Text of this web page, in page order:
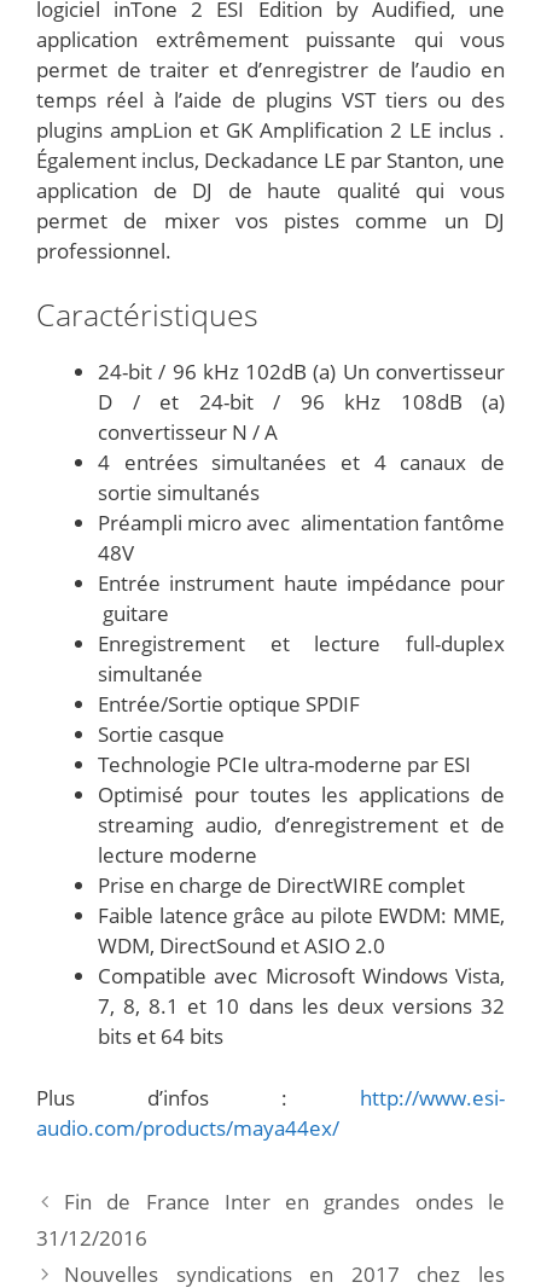
logiciel inTone 2 ESI Edition by Audified, une
application extrêmement puissante qui vous
permet de traiter et d’enregistrer de l’audio en
temps réel à l’aide de plugins VST tiers ou des
plugins ampLion et GK Amplification 2 LE inclus .
Également inclus, Deckadance LE par Stanton, une
application de DJ de haute qualité qui vous
permet de mixer vos pistes comme un DJ
professionnel.
Caractéristiques
24-bit / 96 kHz 102dB (a) Un convertisseur
D / et 24-bit / 96 kHz 108dB (a)
convertisseur N / A
4 entrées simultanées et 4 canaux de
sortie simultanés
Préampli micro avec alimentation fantôme
48V
Entrée instrument haute impédance pour
guitare
Enregistrement et lecture full-duplex
simultanée
Entrée/Sortie optique SPDIF
Sortie casque
Technologie PCIe ultra-moderne par ESI
Optimisé pour toutes les applications de
streaming audio, d’enregistrement et de
lecture moderne
Prise en charge de DirectWIRE complet
Faible latence grâce au pilote EWDM: MME,
WDM, DirectSound et ASIO 2.0
Compatible avec Microsoft Windows Vista,
7, 8, 8.1 et 10 dans les deux versions 32
bits et 64 bits
Plus d’infos : http://www.esi-
audio.com/products/maya44ex/
Fin de France Inter en grandes ondes le
31/12/2016
Nouvelles syndications en 2017 chez les